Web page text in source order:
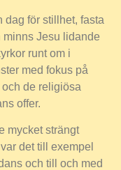
dag för stillhet, fasta
minns Jesu lidande
runt om i
med fokus på
de religiösa
offer.
mycket strängt
det till exempel
och till och med